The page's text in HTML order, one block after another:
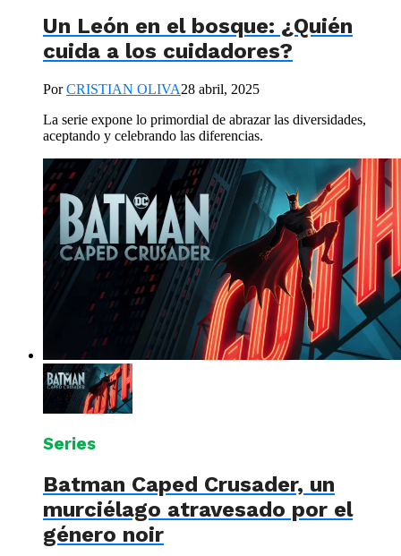
Un León en el bosque: ¿Quién
cuida a los cuidadores?
PorCRISTIAN OLIVA28 abril, 2025
La serie expone lo primordial de abrazar las diversidades,
aceptando y celebrando las diferencias.
Series
Batman Caped Crusader, un
murciélago atravesado por el
género noir